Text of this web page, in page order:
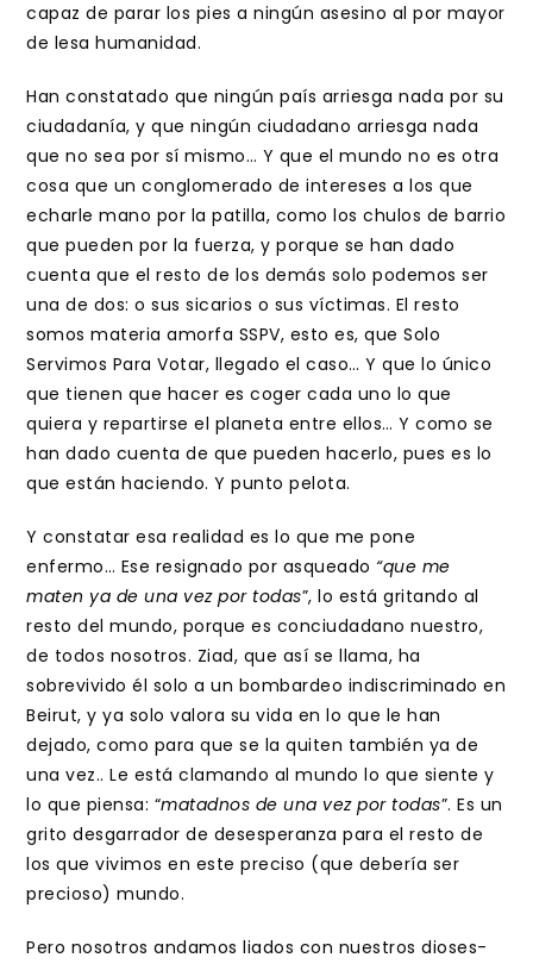
capaz de parar los pies a ningún asesino al por mayor
de lesa humanidad.
Han constatado que ningún país arriesga nada por su
ciudadanía, y que ningún ciudadano arriesga nada
que no sea por sí mismo… Y que el mundo no es otra
cosa que un conglomerado de intereses a los que
echarle mano por la patilla, como los chulos de barrio
que pueden por la fuerza, y porque se han dado
cuenta que el resto de los demás solo podemos ser
una de dos: o sus sicarios o sus víctimas. El resto
somos materia amorfa SSPV, esto es, que Solo
Servimos Para Votar, llegado el caso… Y que lo único
que tienen que hacer es coger cada uno lo que
quiera y repartirse el planeta entre ellos… Y como se
han dado cuenta de que pueden hacerlo, pues es lo
que están haciendo. Y punto pelota.
Y constatar esa realidad es lo que me pone
enfermo… Ese resignado por asqueado“que me
maten ya de una vez por todas”, lo está gritando al
resto del mundo, porque es conciudadano nuestro,
de todos nosotros. Ziad, que así se llama, ha
sobrevivido él solo a un bombardeo indiscriminado en
Beirut, y ya solo valora su vida en lo que le han
dejado, como para que se la quiten también ya de
una vez.. Le está clamando al mundo lo que siente y
lo que piensa: “matadnos de una vez por todas”. Es un
grito desgarrador de desesperanza para el resto de
los que vivimos en este preciso (que debería ser
precioso) mundo.
Pero nosotros andamos liados con nuestros dioses-